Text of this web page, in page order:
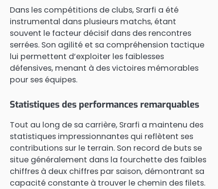
Dans les compétitions de clubs, Srarfi a été
instrumental dans plusieurs matchs, étant
souvent le facteur décisif dans des rencontres
serrées. Son agilité et sa compréhension tactique
lui permettent d’exploiter les faiblesses
défensives, menant à des victoires mémorables
pour ses équipes.
Statistiques des performances remarquables
Tout au long de sa carrière, Srarfi a maintenu des
statistiques impressionnantes qui reflètent ses
contributions sur le terrain. Son record de buts se
situe généralement dans la fourchette des faibles
chiffres à deux chiffres par saison, démontrant sa
capacité constante à trouver le chemin des filets.